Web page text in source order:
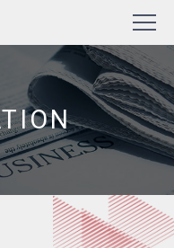
作の株式会社ワイズ